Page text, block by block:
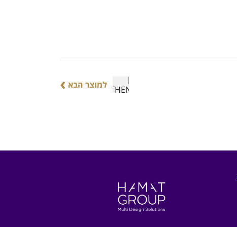
למוצר הבא ›